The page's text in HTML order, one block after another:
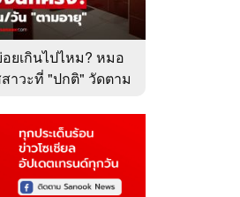
ยเกินไปไหม? หมอ
าวะที่ "ปกติ" วัดตาม